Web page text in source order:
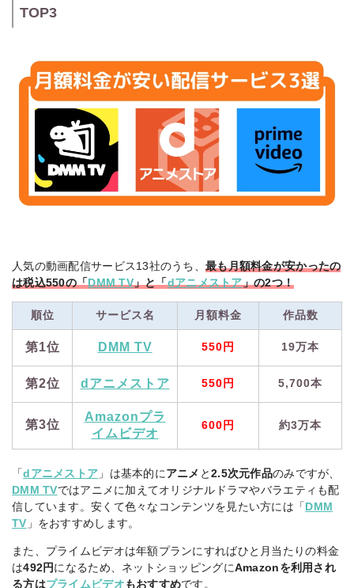
TOP3
人気の動画配信サービス13社のうち、最も月額料金が安かったの
は税込550の「DMM TV」と「dアニメストア」の2つ！
順位 サービス名 月額料金 作品数
第1位 DMM TV 550円 19万本
第2位 dアニメストア 550円 5,700本
第3位
Amazonプラ
イムビデオ
600円 約3万本
「dアニメストア 」は基本的にアニメ と2.5次元作品のみですが、
DMM TVではアニメに加えてオリジナルドラマやバラエティも配
信しています。安くて色々なコンテンツを見たい方には「 DMM
TV 」をおすすめします。
また、プライムビデオは年額プランにすればひと月当たりの料金
は492円 になるため、ネットショッピングにAmazonを利用され
る方はプライムビデオ もおすすめです。